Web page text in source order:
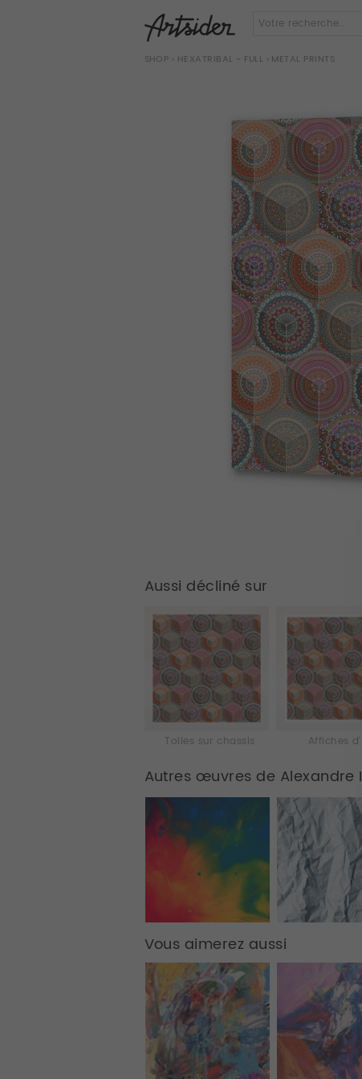
SHOP › HEXATRIBAL - FULL › METAL PRINTS
Aussi décliné sur
Toiles sur chassis Affiches
Autres œuvres de Alexandre
Vous aimerez aussi